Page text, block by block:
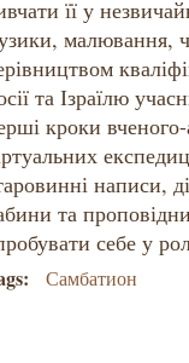
її у
малювання,
та Ізраїлю
кроки
написи,
та
себе у
Самбатион